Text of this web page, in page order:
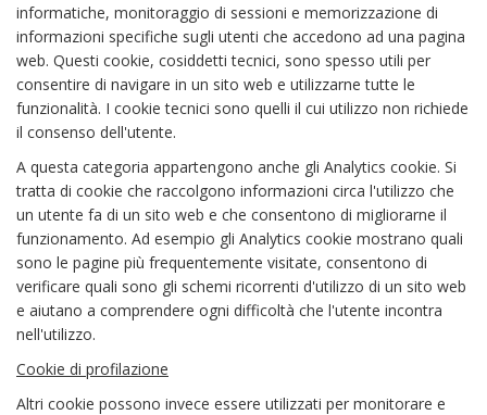
informatiche, monitoraggio di sessioni e memorizzazione di
informazioni specifiche sugli utenti che accedono ad una pagina
web. Questi cookie, cosiddetti tecnici, sono spesso utili per
consentire di navigare in un sito web e utilizzarne tutte le
funzionalità. I cookie tecnici sono quelli il cui utilizzo non richiede
il consenso dell'utente.
A questa categoria appartengono anche gli Analytics cookie. Si
tratta di cookie che raccolgono informazioni circa l'utilizzo che
un utente fa di un sito web e che consentono di migliorarne il
funzionamento. Ad esempio gli Analytics cookie mostrano quali
sono le pagine più frequentemente visitate, consentono di
verificare quali sono gli schemi ricorrenti d'utilizzo di un sito web
e aiutano a comprendere ogni difficoltà che l'utente incontra
nell'utilizzo.
Cookie di profilazione
Altri cookie possono invece essere utilizzati per monitorare e